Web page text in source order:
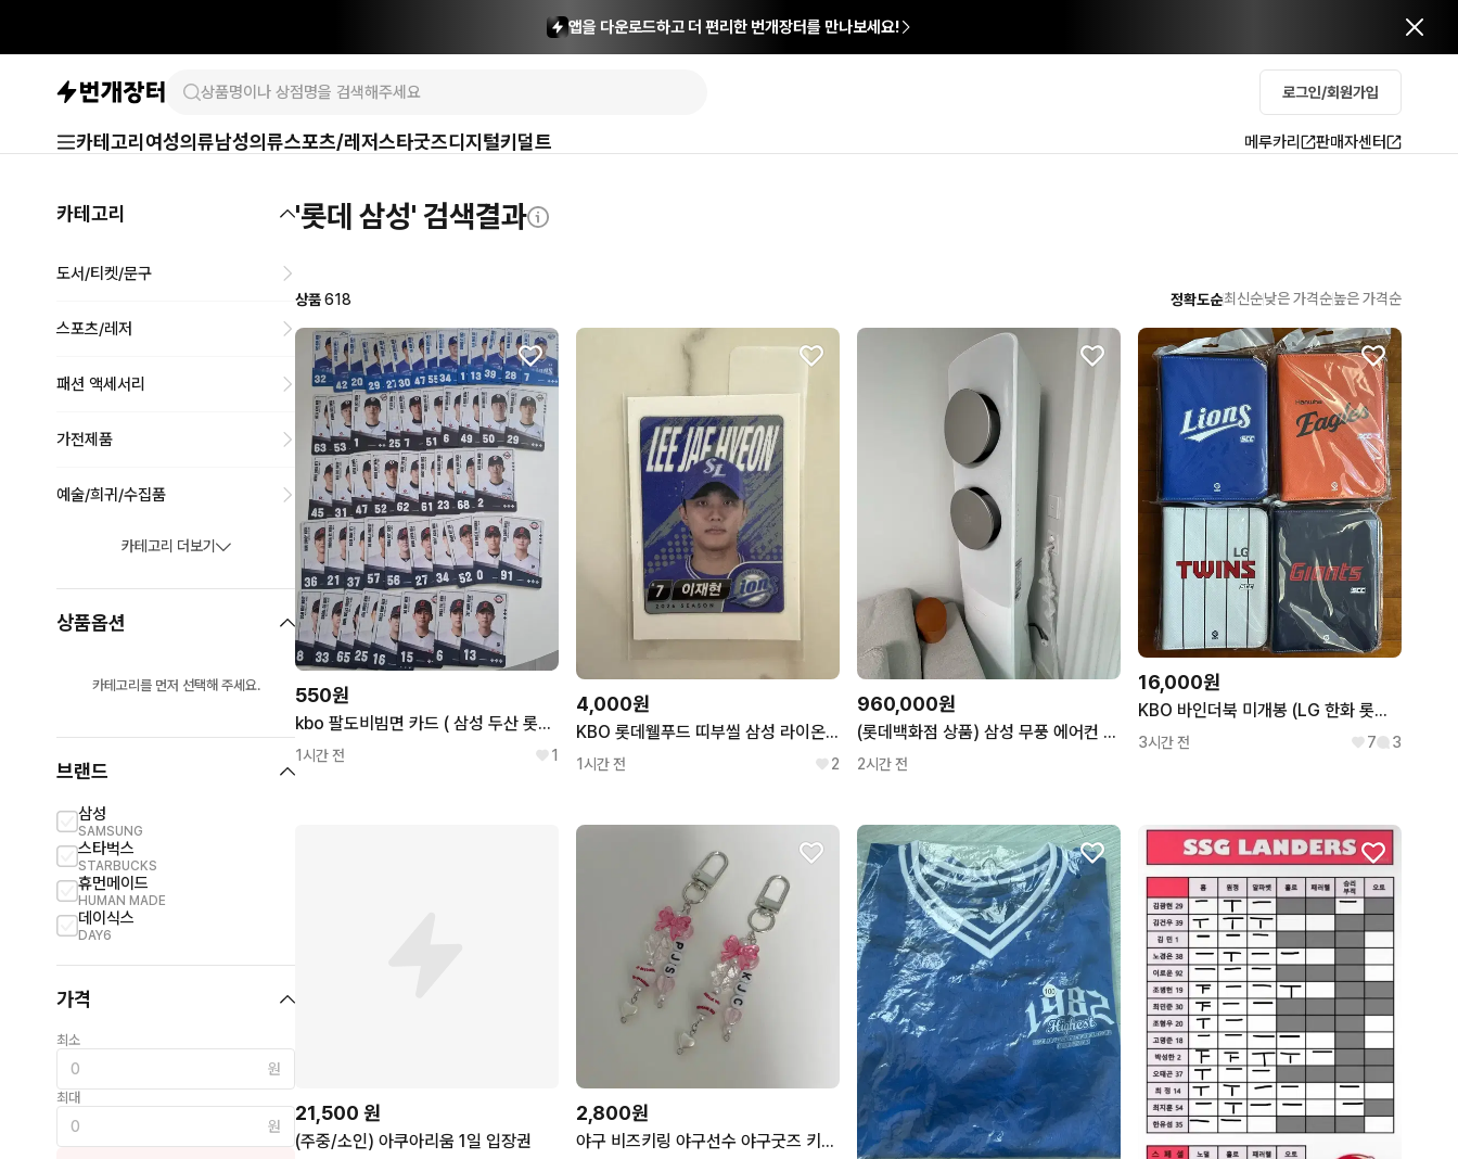
앱을 다운로드하고 더 편리한 번개장터를 만나보세요!
로그인/회원가입
카테고리 여성의류남성의류스포츠/레저스타굿즈디지털키덜트 메루카리 판매자센터
카테고리
도서/티켓/문구
스포츠/레저
패션 액세서리
가전제품
예술/희귀/수집품
카테고리 더보기
상품옵션
카테고리를 먼저 선택해 주세요.
브랜드
삼성
SAMSUNG
스타벅스
STARBUCKS
휴먼메이드
HUMAN MADE
데이식스
DAY6
가격
최소
원
최대
원
'롯데 삼성' 검색결과
상품618 정확도순최신순낮은 가격순높은 가격순
550원
kbo 팔도비빔면 카드 ( 삼성 두산 롯데 )
1시간 전 1
4,000원
KBO 롯데웰푸드 띠부씰 삼성 라이온즈 이재현
1시간 전 2
960,000원
(롯데백화점 상품) 삼성 무풍 에어컨 2in1 24년식
2시간 전
16,000원
KBO 바인더북 미개봉 (LG 한화 롯데 삼성)
3시간 전 7 3
21,500 원
(주중/소인) 아쿠아리움 1일 입장권
2,800원
야구 비즈키링 야구선수 야구굿즈 키링 삼성 기아 롯데